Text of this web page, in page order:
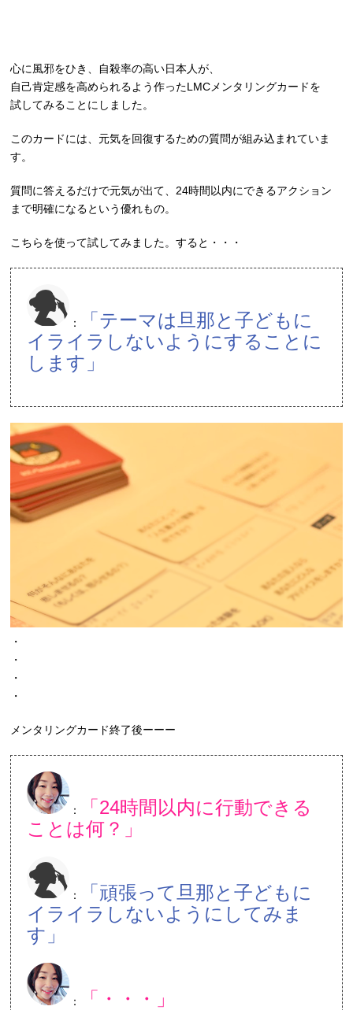
心に風邪をひき、自殺率の高い日本人が、
自己肯定感を高められるよう作ったLMCメンタリングカードを
試してみることにしました。
このカードには、元気を回復するための質問が組み込まれていま
す。
質問に答えるだけで元気が出て、24時間以内にできるアクション
まで明確になるという優れもの。
こちらを使って試してみました。すると・・・
：
「テーマは旦那と子どもに
イライラしないようにすることに
します」
・
・
・
・
メンタリングカード終了後ーーー
：
「24時間以内に行動できる
ことは何？」
：
「頑張って旦那と子どもに
イライラしないようにしてみま
す」
： 「・・・」